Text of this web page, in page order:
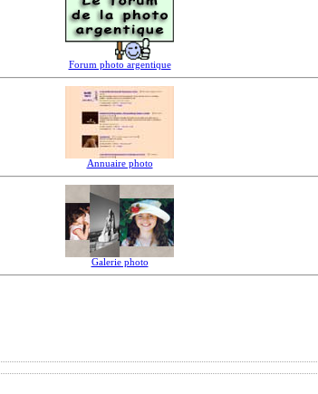
Forum photo argentique
Annuaire photo
Galerie photo